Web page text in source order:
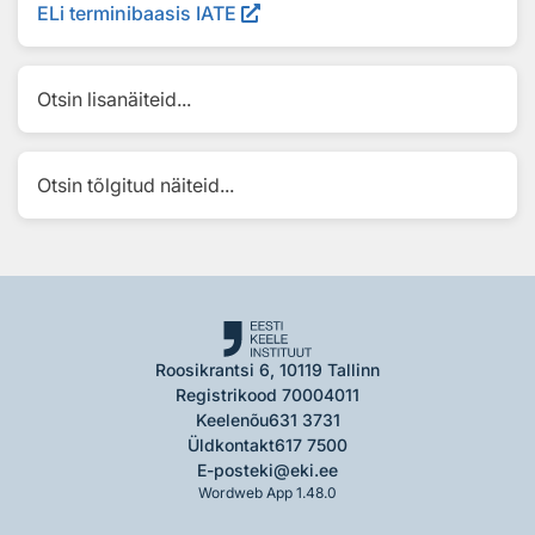
ELi terminibaasis IATE
Otsin lisanäiteid...
Otsin tõlgitud näiteid...
Roosikrantsi 6, 10119 Tallinn
Registrikood 70004011
Keelenõu631 3731
Üldkontakt617 7500
E-posteki@eki.ee
Wordweb App 1.48.0